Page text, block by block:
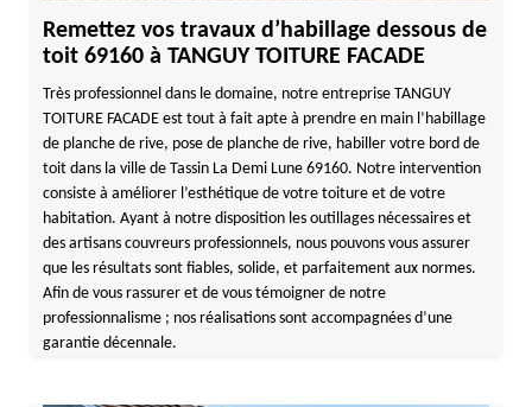
Remettez vos travaux d’habillage dessous de
toit 69160 à TANGUY TOITURE FACADE
Très professionnel dans le domaine, notre entreprise TANGUY
TOITURE FACADE est tout à fait apte à prendre en main l’habillage
de planche de rive, pose de planche de rive, habiller votre bord de
toit dans la ville de Tassin La Demi Lune 69160. Notre intervention
consiste à améliorer l’esthétique de votre toiture et de votre
habitation. Ayant à notre disposition les outillages nécessaires et
des artisans couvreurs professionnels, nous pouvons vous assurer
que les résultats sont fiables, solide, et parfaitement aux normes.
Afin de vous rassurer et de vous témoigner de notre
professionnalisme ; nos réalisations sont accompagnées d’une
garantie décennale.